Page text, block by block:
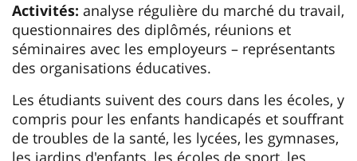
Activités: analyse régulière du marché du travail,
questionnaires des diplômés, réunions et
séminaires avec les employeurs – représentants
des organisations éducatives.
Les étudiants suivent des cours dans les écoles, y
compris pour les enfants handicapés et souffrant
de troubles de la santé, les lycées, les gymnases,
les jardins d'enfants, les écoles de sport, les